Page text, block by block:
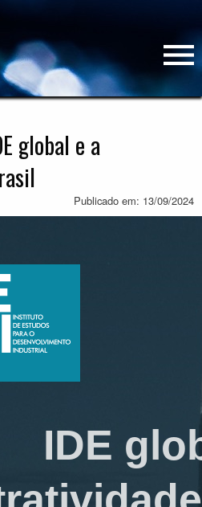
global e a
Publicado em: 13/09/2024